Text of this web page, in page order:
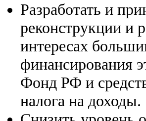
Разработать и
реконструкции и
интересах
финансирования
Фонд РФ и
налога на доходы.